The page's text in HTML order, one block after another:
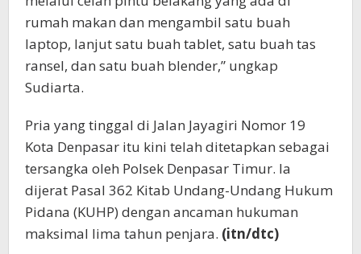
rumah makan dan mengambil satu buah
laptop, lanjut satu buah tablet, satu buah tas
ransel, dan satu buah blender,” ungkap
Sudiarta.
Pria yang tinggal di Jalan Jayagiri Nomor 19
Kota Denpasar itu kini telah ditetapkan sebagai
tersangka oleh Polsek Denpasar Timur. Ia
dijerat Pasal 362 Kitab Undang-Undang Hukum
Pidana (KUHP) dengan ancaman hukuman
maksimal lima tahun penjara. (itn/dtc)